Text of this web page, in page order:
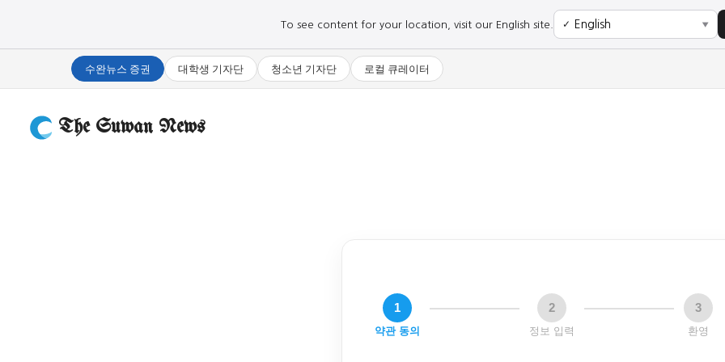
To see content for your location, visit our English site. ✓ ▼
수완뉴스 증권 대학생 기자단 청소년 기자단 로컬 큐레이터
The Suwan News
1
약관 동의
2
정보 입력
3
환영